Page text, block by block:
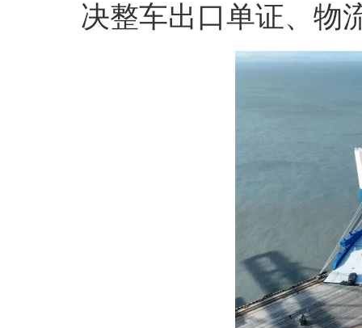
决整车出口单证、物